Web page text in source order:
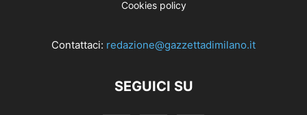
Cookies policy
Contattaci: redazione@gazzettadimilano.it
SEGUICI SU